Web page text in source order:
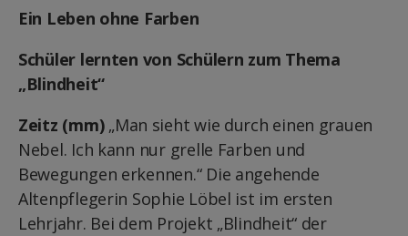
Ein Leben ohne Farben
Schüler lernten von Schülern zum Thema
„Blindheit“
Zeitz (mm)„Man sieht wie durch einen grauen
Nebel. Ich kann nur grelle Farben und
Bewegungen erkennen.“ Die angehende
Altenpflegerin Sophie Löbel ist im ersten
Lehrjahr. Bei dem Projekt „Blindheit“ der